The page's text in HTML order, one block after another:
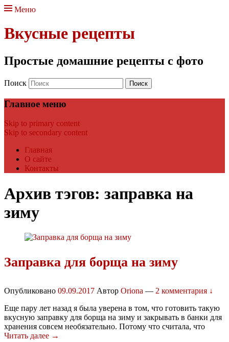
Меню
Вкусные рецепты
Простые домашние рецепты с фото
Поиск
Главное меню
Skip to primary content
Skip to secondary content
Главная
О сайте
Контакты
Архив тэгов: заправка на
зиму
Заправка для борща на зиму
Опубликовано 09.09.2017 Автор Oriona — 2 комментария ↓
Еще пару лет назад я была уверена в том, что готовить такую
вкусную заправку для борща на зиму и закрывать в банки для
хранения совсем необязательно. Потому что считала, что
Читать далее →